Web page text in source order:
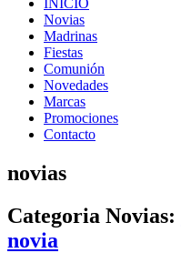
INICIO
Novias
Madrinas
Fiestas
Comunión
Novedades
Marcas
Promociones
Contacto
novias
Categoria Novias:
novia